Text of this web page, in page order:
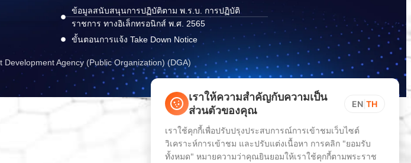
ข้อมูลสนับสนุนการปฏิบัติตาม พ.ร.บ. การปฏิบัติ
ราชการ ทางอิเล็กทรอนิกส์ พ.ศ. 2565
ขั้นตอนการแจ้ง Take Down Notice
Agency (Public Organization) (DGA)
เราให้ความสำคัญกับความเป็น
ส่วนตัวของคุณ
EN TH
เราใช้คุกกี้เพื่อปรับปรุงประสบการณ์การเข้าชมเว็บไซต์
วิเคราะห์การเข้าชม และปรับแต่งเนื้อหา การคลิก "ยอมรับ
ทั้งหมด" หมายความว่าคุณยินยอมให้เราใช้คุกกี้ตามพระราช